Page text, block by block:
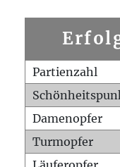
Partienzahl
Damenopfer
Turmopfer